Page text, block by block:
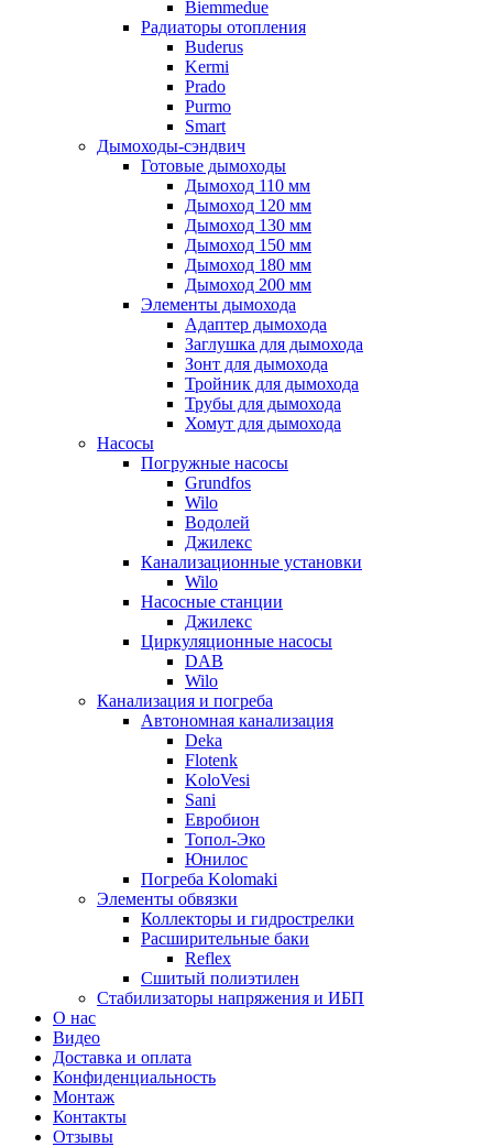
Biemmedue
Радиаторы отопления
Buderus
Kermi
Prado
Purmo
Smart
Дымоходы-сэндвич
Готовые дымоходы
Дымоход 110 мм
Дымоход 120 мм
Дымоход 130 мм
Дымоход 150 мм
Дымоход 180 мм
Дымоход 200 мм
Элементы дымохода
Адаптер дымохода
Заглушка для дымохода
Зонт для дымохода
Тройник для дымохода
Трубы для дымохода
Хомут для дымохода
Насосы
Погружные насосы
Grundfos
Wilo
Водолей
Джилекс
Канализационные установки
Wilo
Насосные станции
Джилекс
Циркуляционные насосы
DAB
Wilo
Канализация и погреба
Автономная канализация
Deka
Flotenk
KoloVesi
Sani
Евробион
Топол-Эко
Юнилос
Погреба Kolomaki
Элементы обвязки
Коллекторы и гидрострелки
Расширительные баки
Reflex
Сшитый полиэтилен
Стабилизаторы напряжения и ИБП
О нас
Видео
Доставка и оплата
Конфиденциальность
Монтаж
Контакты
Отзывы